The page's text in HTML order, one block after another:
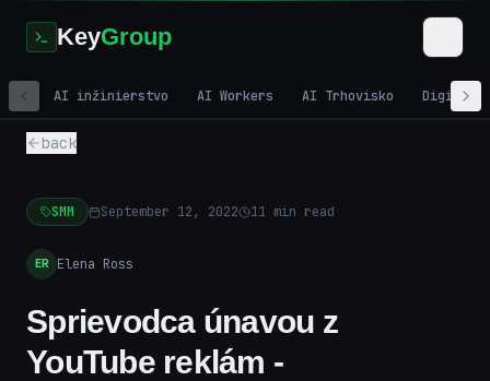
KeyGroup
AI inžinierstvo AI Workers AI Trhovisko
back
SMM September 12, 2022 11 min read
ER Elena Ross
Sprievodca únavou z
YouTube reklám -